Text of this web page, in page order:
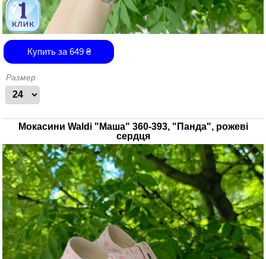
Купить за 649₴
Размер
Мокасини Waldi "Маша" 360-393, "Панда", рожеві
сердця